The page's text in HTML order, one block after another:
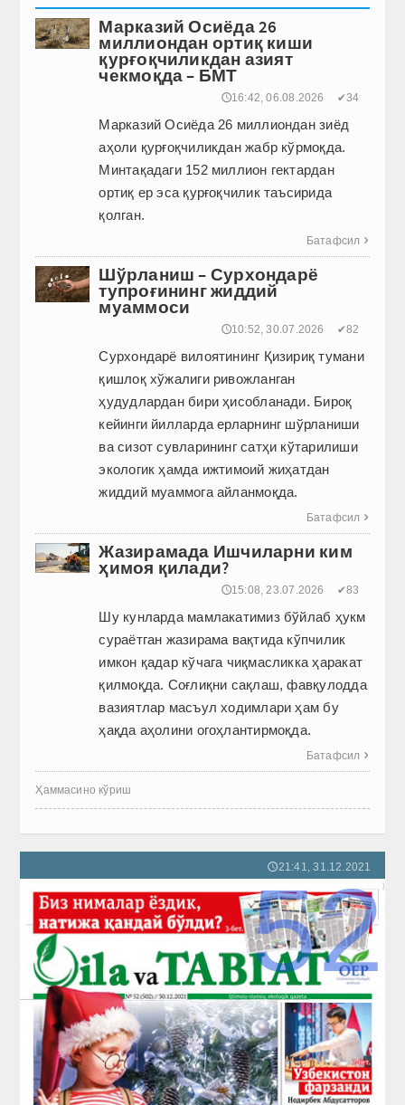
Марказий Осиёда 26
миллиондан ортиқ киши
қурғоқчиликдан азият
чекмоқда – БМТ
🕔16:42, 06.08.2026 ✔34
Марказий Осиё­да 26 миллиондан зиёд
аҳоли қурғоқчиликдан жабр кўрмоқда.
Минтақадаги 152 миллион гектардан
ортиқ ер эса қурғоқчилик таъсирида
қолган.
Батафсил 
Шўрланиш – Сурхондарё
тупроғининг жиддий
муаммоси
🕔10:52, 30.07.2026 ✔82
Сурхондарё вилоятининг Қизириқ тумани
қишлоқ хўжалиги ривожланган
ҳудудлардан бири ҳисобланади. Бироқ
кейинги йилларда ерларнинг шўрланиши
ва сизот сувларининг сатҳи кўтарилиши
экологик ҳамда ижтимоий жиҳатдан
жиддий муаммога айланмоқда.
Батафсил 
Жазирамада Ишчиларни ким
ҳимоя қилади?
🕔15:08, 23.07.2026 ✔83
Шу кунларда мамлакатимиз бўйлаб ҳукм
сураётган жазирама вақтида кўпчилик
имкон қадар кўчага чиқмасликка ҳаракат
қилмоқда. Соғлиқни сақлаш, фавқулодда
вазиятлар масъул ходимлари ҳам бу
ҳақда аҳолини огоҳлантирмоқда.
Батафсил 
Ҳаммасино кўриш
🕔21:41, 31.12.2021
52